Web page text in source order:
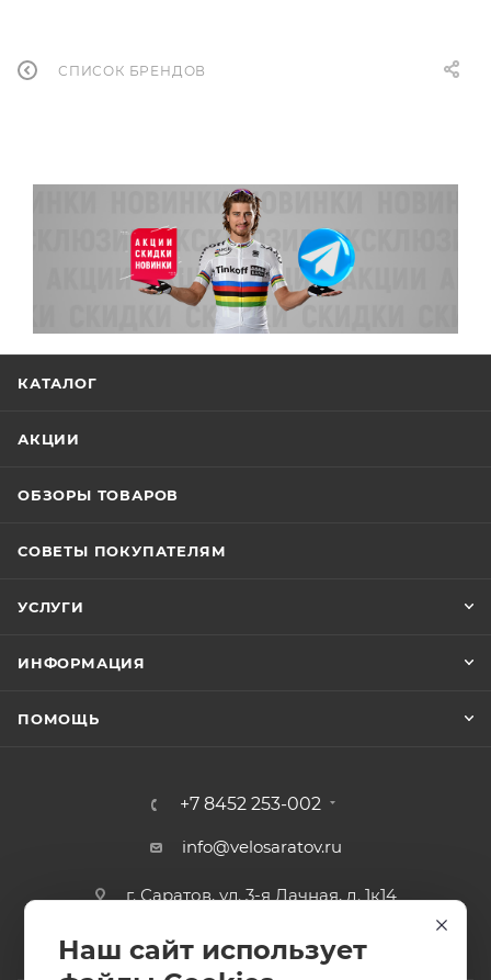
СПИСОК БРЕНДОВ
КАТАЛОГ
АКЦИИ
ОБЗОРЫ ТОВАРОВ
СОВЕТЫ ПОКУПАТЕЛЯМ
УСЛУГИ
ИНФОРМАЦИЯ
ПОМОЩЬ
+7 8452 253-002
info@velosaratov.ru
г. Саратов, ул. 3-я Дачная, д. 1к14
Наш сайт использует